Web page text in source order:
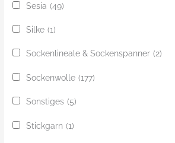
Sesia (49)
Silke (1)
Sockenlineale & Sockenspanner (2)
Sockenwolle (177)
Sonstiges (5)
Stickgarn (1)